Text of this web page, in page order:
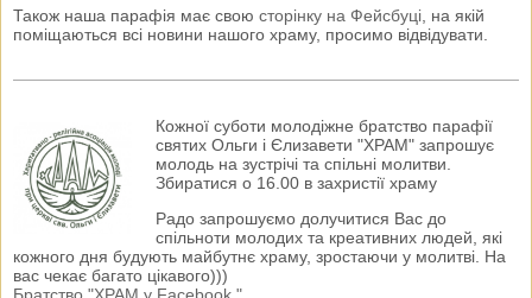
Також наша парафія має свою сторінку на Фейсбуці, на якій
поміщаються всі новини нашого храму, просимо відвідувати.
Кожної суботи молодіжне братство парафії
святих Ольги і Єлизавети "ХРАМ" запрошує
молодь на зустрічі та спільні молитви.
Збиратися о 16.00 в захристії храму
Радо запрошуємо долучитися Вас до
спільноти молодих та креативних людей, які
кожного дня будують майбутнє храму, зростаючи у молитві. На
вас чекає багато цікавого)))